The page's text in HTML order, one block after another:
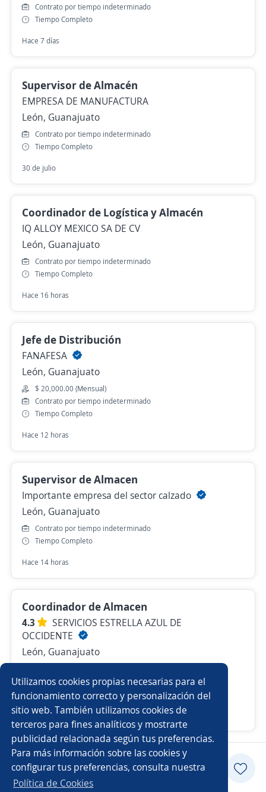
Utilizamos cookies propias necesarias para el
funcionamiento correcto y personalización del
sitio web. También utilizamos cookies de
terceros para fines analíticos y mostrarte
publicidad relacionada según tus preferencias.
Para más información sobre las cookies y
configurar tus preferencias, consulta nuestra
Política de Cookies
Contrato por tiempo indeterminado
Tiempo Completo
Hace 7 días
Supervisor de Almacén
EMPRESA DE MANUFACTURA
León, Guanajuato
Contrato por tiempo indeterminado
Tiempo Completo
30 de julio
Coordinador de Logística y Almacén
IQ ALLOY MEXICO SA DE CV
León, Guanajuato
Contrato por tiempo indeterminado
Tiempo Completo
Hace 16 horas
Jefe de Distribución
FANAFESA
León, Guanajuato
$ 20,000.00 (Mensual)
Contrato por tiempo indeterminado
Tiempo Completo
Hace 12 horas
Supervisor de Almacen
Importante empresa del sector calzado
León, Guanajuato
Contrato por tiempo indeterminado
Tiempo Completo
Hace 14 horas
Coordinador de Almacen
4.3
SERVICIOS ESTRELLA AZUL DE
OCCIDENTE
León, Guanajuato
Contrato por tiempo indeterminado
Tiempo Completo
Hace 2 días
Postularme